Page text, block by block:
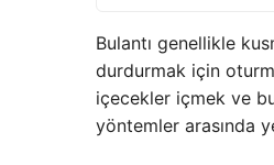
Bulantı genellikle
durdurmak için
içecekler içmek ve
yöntemler arasında